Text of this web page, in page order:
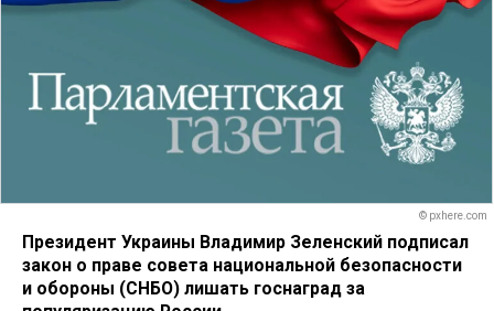
© pxhere.com
Президент Украины Владимир Зеленский подписал
закон о праве совета национальной безопасности
и обороны (СНБО) лишать госнаград за